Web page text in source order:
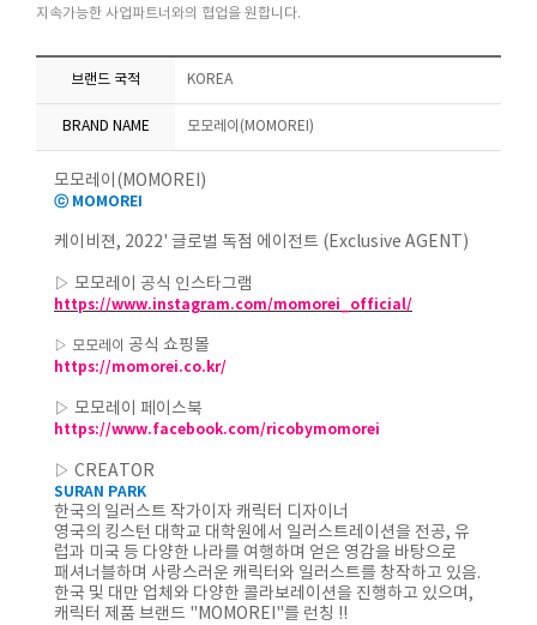
지속가능한 사업파트너와의 협업을 원합니다.
브랜드 국적 KOREA
BRAND NAME 모모레이(MOMOREI)
모모레이(MOMOREI)
ⓒ MOMOREI
케이비젼, 2022' 글로벌 독점 에이전트 (Exclusive AGENT)
▷ 모모레이 공식 인스타그램
https://www.instagram.com/momorei_official/
▷ 모모레이 공식 쇼핑몰
https://momorei.co.kr/
▷ 모모레이 페이스북
https://www.facebook.com/ricobymomorei
▷ CREATOR
SURAN PARK
한국의 일러스트 작가이자 캐릭터 디자이너
영국의 킹스턴 대학교 대학원에서 일러스트레이션을 전공, 유
럽과 미국 등 다양한 나라를 여행하며 얻은 영감을 바탕으로
패셔너블하며 사랑스러운 캐릭터와 일러스트를 창작하고 있음.
한국 및 대만 업체와 다양한 콜라보레이션을 진행하고 있으며,
캐릭터 제품 브랜드 "MOMOREI"를 런칭 !!